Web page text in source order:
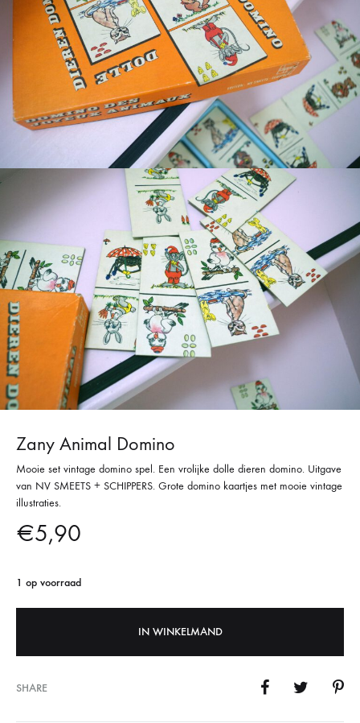
Zany Animal Domino
Mooie set vintage domino spel. Een vrolijke dolle dieren domino. Uitgave
van NV SMEETS + SCHIPPERS. Grote domino kaartjes met mooie vintage
illustraties.
€5,90
1 op voorraad
IN WINKELMAND
SHARE